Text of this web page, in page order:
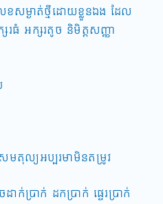
ខសម្ងាត់ថ្មីដោយខ្លួនឯង ដែល
សរធំ អក្សរតូច និមិត្តសញ្ញា
ល្យអប្បរមាមិនតម្រូវ
ដកប្រាក់ ផ្ទេរប្រាក់